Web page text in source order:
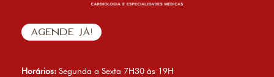
AGENDE JÁ!
Horários: Segunda a Sexta 7H30 às 19H